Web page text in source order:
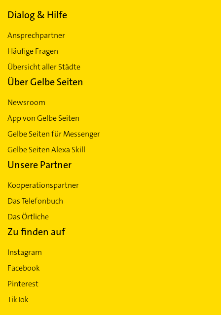
Dialog & Hilfe
Ansprechpartner
Häufige Fragen
Übersicht aller Städte
Über Gelbe Seiten
Newsroom
App von Gelbe Seiten
Gelbe Seiten für Messenger
Gelbe Seiten Alexa Skill
Unsere Partner
Kooperationspartner
Das Telefonbuch
Das Örtliche
Zu finden auf
Instagram
Facebook
Pinterest
TikTok